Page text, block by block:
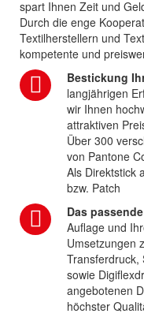
spart Ihnen Zeit und
Durch die enge
Textilherstellern und
kompetente und
Bestickung
langjährigen
wir Ihnen
attraktiven
Über 300
von Pantone
Als Direktstick
bzw. Patch
Das
Auflage und
Umsetzungen
Transferdruck,
sowie
angebotenen
höchster